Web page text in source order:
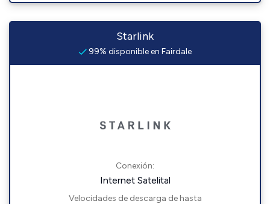
Starlink
99% disponible en Fairdale
Conexión:
Internet Satelital
Velocidades de descarga de hasta